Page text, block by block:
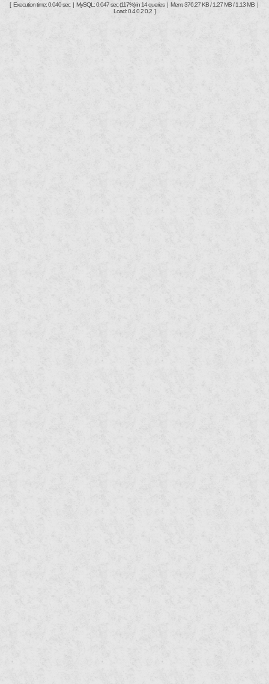
[ Execution time: 0.040 sec | MySQL: 0.047 sec (117%) in 14 queries | Mem: 376.27 KB / 1.27 MB / 1.13 MB |
Load: 0.4 0.2 0.2 ]